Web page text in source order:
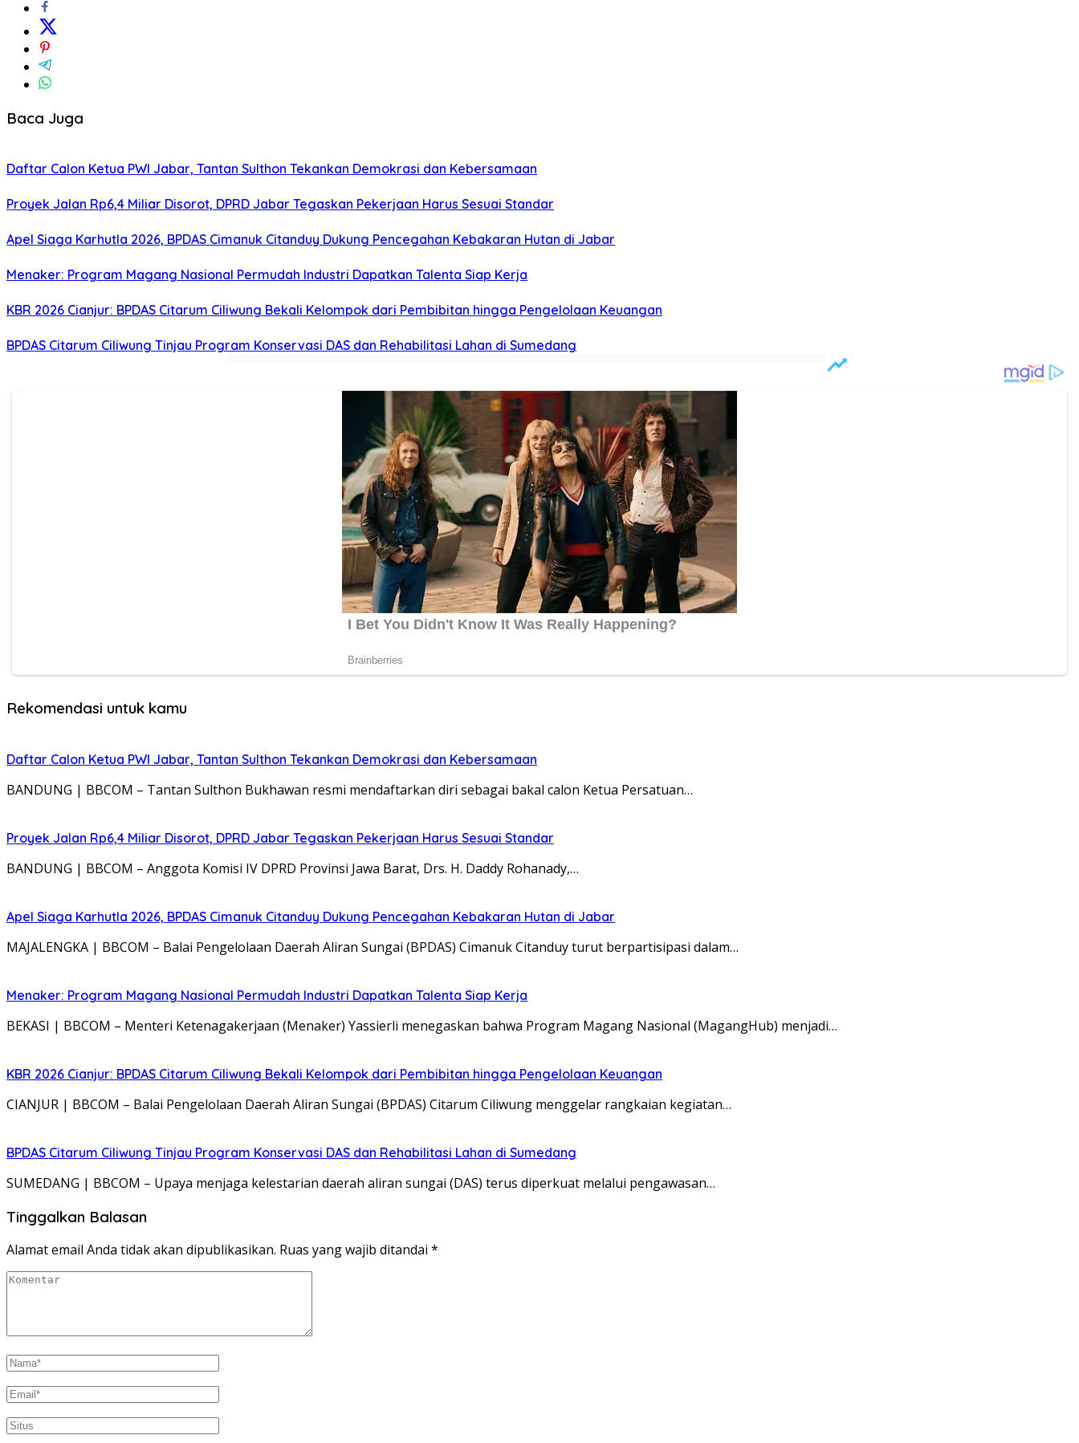
Baca Juga
Daftar Calon Ketua PWI Jabar, Tantan Sulthon Tekankan Demokrasi dan Kebersamaan
Proyek Jalan Rp6,4 Miliar Disorot, DPRD Jabar Tegaskan Pekerjaan Harus Sesuai Standar
Apel Siaga Karhutla 2026, BPDAS Cimanuk Citanduy Dukung Pencegahan Kebakaran Hutan di Jabar
Menaker: Program Magang Nasional Permudah Industri Dapatkan Talenta Siap Kerja
KBR 2026 Cianjur: BPDAS Citarum Ciliwung Bekali Kelompok dari Pembibitan hingga Pengelolaan Keuangan
BPDAS Citarum Ciliwung Tinjau Program Konservasi DAS dan Rehabilitasi Lahan di Sumedang
Rekomendasi untuk kamu
Daftar Calon Ketua PWI Jabar, Tantan Sulthon Tekankan Demokrasi dan Kebersamaan
BANDUNG | BBCOM – Tantan Sulthon Bukhawan resmi mendaftarkan diri sebagai bakal calon Ketua Persatuan…
Proyek Jalan Rp6,4 Miliar Disorot, DPRD Jabar Tegaskan Pekerjaan Harus Sesuai Standar
BANDUNG | BBCOM – Anggota Komisi IV DPRD Provinsi Jawa Barat, Drs. H. Daddy Rohanady,…
Apel Siaga Karhutla 2026, BPDAS Cimanuk Citanduy Dukung Pencegahan Kebakaran Hutan di Jabar
MAJALENGKA | BBCOM – Balai Pengelolaan Daerah Aliran Sungai (BPDAS) Cimanuk Citanduy turut berpartisipasi dalam…
Menaker: Program Magang Nasional Permudah Industri Dapatkan Talenta Siap Kerja
BEKASI | BBCOM – Menteri Ketenagakerjaan (Menaker) Yassierli menegaskan bahwa Program Magang Nasional (MagangHub) menjadi…
KBR 2026 Cianjur: BPDAS Citarum Ciliwung Bekali Kelompok dari Pembibitan hingga Pengelolaan Keuangan
CIANJUR | BBCOM – Balai Pengelolaan Daerah Aliran Sungai (BPDAS) Citarum Ciliwung menggelar rangkaian kegiatan…
BPDAS Citarum Ciliwung Tinjau Program Konservasi DAS dan Rehabilitasi Lahan di Sumedang
SUMEDANG | BBCOM – Upaya menjaga kelestarian daerah aliran sungai (DAS) terus diperkuat melalui pengawasan…
Tinggalkan Balasan
Alamat email Anda tidak akan dipublikasikan. Ruas yang wajib ditandai *